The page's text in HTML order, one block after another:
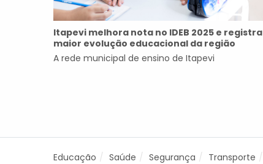
Itapevi melhora nota no IDEB 2025 e registra
maior evolução educacional da região
A rede municipal de ensino de Itapevi
Educação Saúde Segurança Transporte